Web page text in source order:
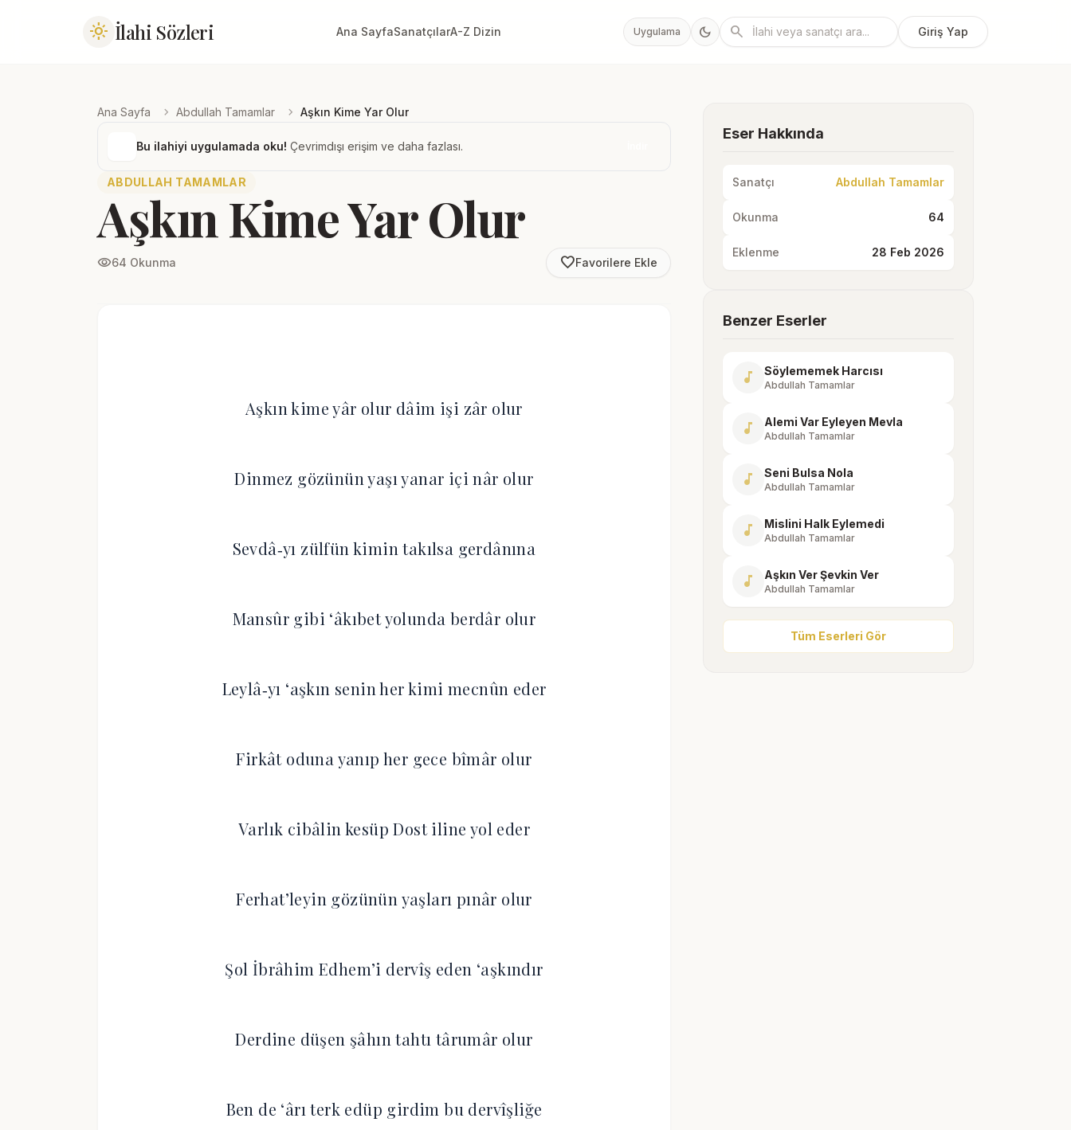
light_mode İlahi Sözleri Ana SayfaSanatçılarA-Z Dizin Uygulama dark_mode search Giriş Yap
Ana Sayfa chevron_right Abdullah Tamamlar chevron_right Aşkın Kime Yar Olur
Bu ilahiyi uygulamada oku! Çevrimdışı erişim ve daha fazlası.
ABDULLAH TAMAMLAR
Aşkın Kime Yar Olur
visibility64 Okunma favorite_borderFavorilere Ekle
Aşkın kime yâr olur dâim işi zâr olur
Dinmez gözünün yaşı yanar içi nâr olur
Sevdâ‐yı zülfün kimin takılsa gerdânına
Mansûr gibi ‘âkıbet yolunda berdâr olur
Leylâ‐yı ‘aşkın senin her kimi mecnûn eder
Firkât oduna yanıp her gece bîmâr olur
Varlık cibâlin kesüp Dost iline yol eder
Ferhat’leyin gözünün yaşları pınâr olur
Şol İbrâhim Edhem’i dervîş eden ‘aşkındır
Derdine düşen şâhın tahtı târumâr olur
Ben de ‘ârı terk edüp girdim bu dervîşliğe
Eser Hakkında
Sanatçı Abdullah Tamamlar
Okunma 64
Eklenme 28 Feb 2026
Benzer Eserler
music_note Söylememek Harcısı
Abdullah Tamamlar
music_note Alemi Var Eyleyen Mevla
Abdullah Tamamlar
music_note Seni Bulsa Nola
Abdullah Tamamlar
music_note Mislini Halk Eylemedi
Abdullah Tamamlar
music_note Aşkın Ver Şevkin Ver
Abdullah Tamamlar
Tüm Eserleri Gör